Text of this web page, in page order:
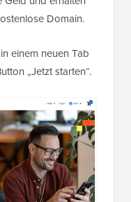
Domain.
einem neuen Tab
„Jetzt starten“.